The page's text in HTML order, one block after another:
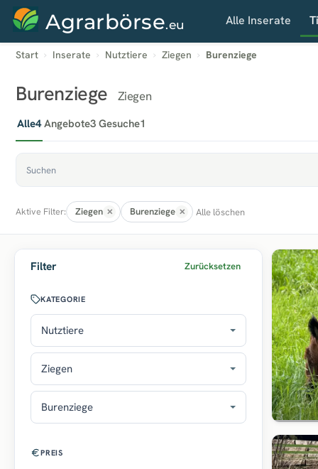
Agrarbörse.eu Alle Inserate
Start Inserate Nutztiere Ziegen Burenziege
Burenziege Ziegen
Alle4 Angebote3 Gesuche1
Aktive Filter: Ziegen Burenziege Alle löschen
Filter Zurücksetzen
KATEGORIE
Nutztiere
Ziegen
Burenziege
PREIS